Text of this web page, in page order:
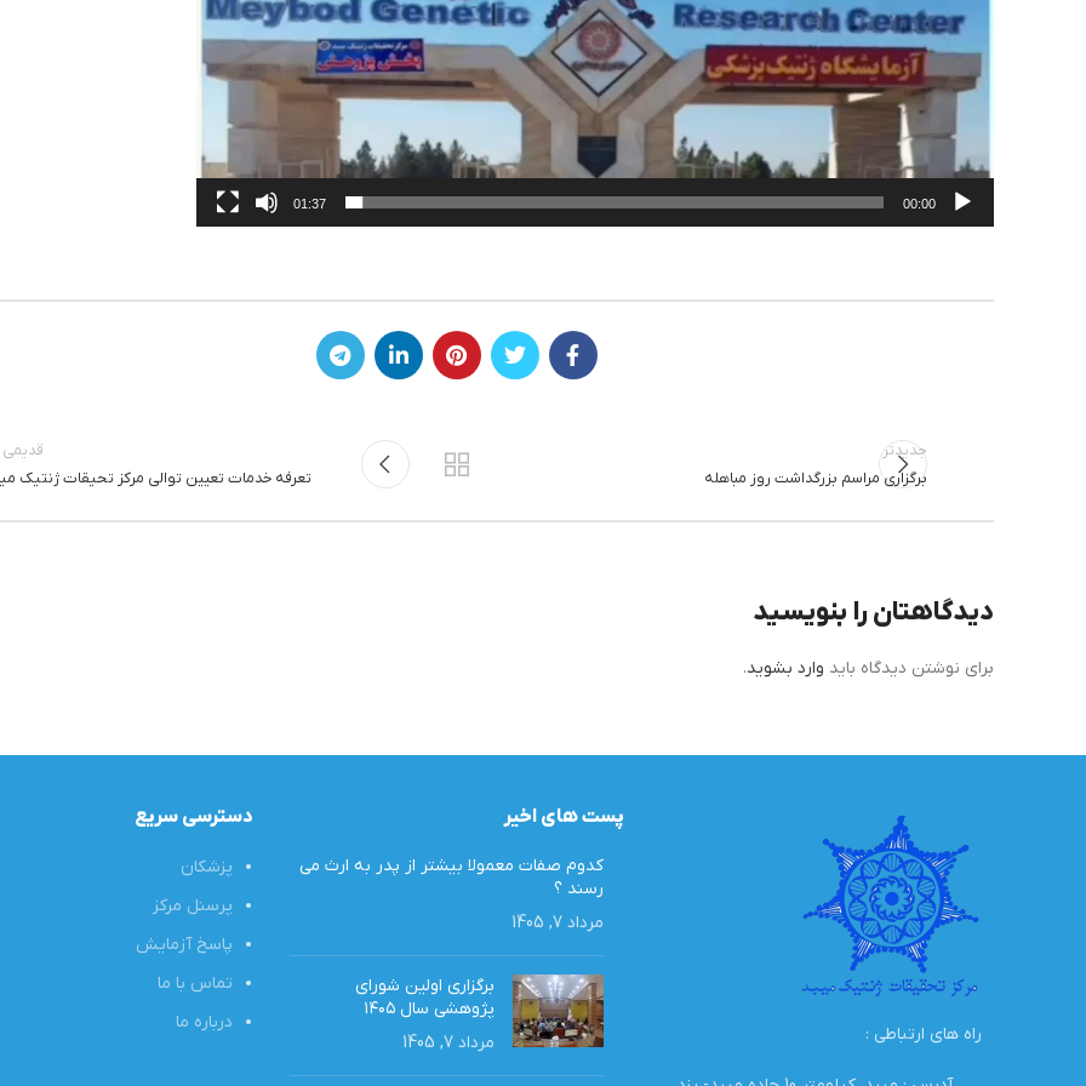
00:00
01:37
جدیدتر
برگزاری مراسم بزرگداشت روز مباهله
قدیمی
تعرفه خدمات تعیین توالی مرکز تحیقات ژنتیک
دیدگاهتان را بنویسید
برای نوشتن دیدگاه باید وارد بشوید.
راه های ارتباطی :
پست های اخیر
کدوم صفات معمولا بیشتر از پدر به ارث‌ می
رسند ؟
مرداد 7, 1405
برگزاری اولین شورای
پژوهشی سال ۱۴۰۵
مرداد 7, 1405
دسترسی سریع
پزشکان
پرسنل مرکز
پاسخ آزمایش
تماس با ما
درباره ما